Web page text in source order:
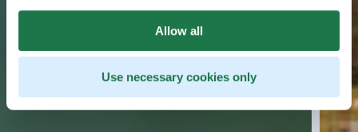
Allow all
Use necessary cookies only